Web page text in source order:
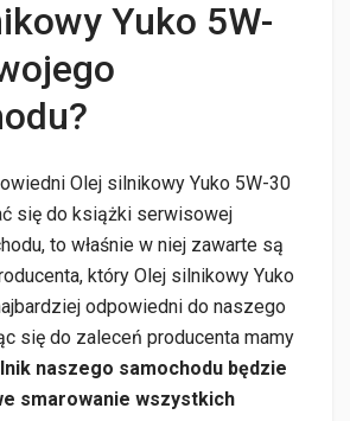
Yuko 5W-
Olej silnikowy Yuko 5W-30
się do książki serwisowej
to właśnie w niej zawarte są
który Olej silnikowy Yuko
odpowiedni do naszego
się do zaleceń producenta mamy
naszego samochodu będzie
smarowanie wszystkich